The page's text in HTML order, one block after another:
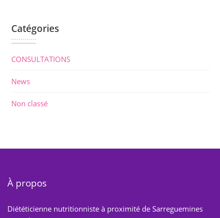
Catégories
CONSULTATIONS
News
Non classé
À propos
Diététicienne nutritionniste à proximité de Sarreguemines